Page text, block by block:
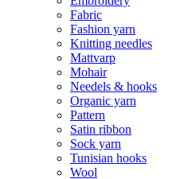
Fabric
Fashion yarn
Knitting needles
Mattvarp
Mohair
Needels & hooks
Organic yarn
Pattern
Satin ribbon
Sock yarn
Tunisian hooks
Wool